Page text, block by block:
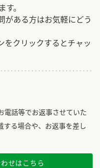
。
がある方はお気軽にどう
をクリックするとチャッ
電話等でお返事させていた
する場合や、お返事を差し
せはこちら